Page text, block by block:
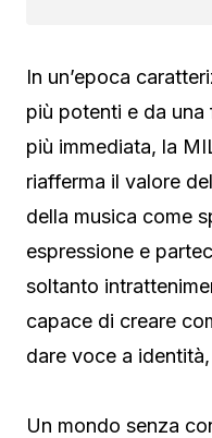
In un’epoca
più potenti e da una
più immediata, la
riafferma il valore
della musica come
espressione e
soltanto
capace di creare
dare voce a
Un mondo senza